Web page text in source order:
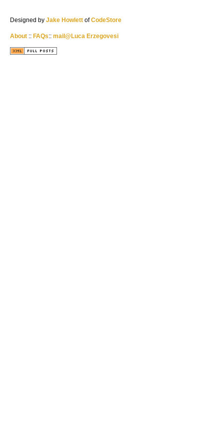
Designed by Jake Howlett ofCodeStore
About :: FAQs:: mail@Luca Erzegovesi